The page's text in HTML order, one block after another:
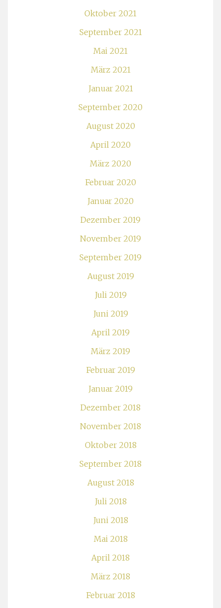
Oktober 2021
September 2021
Mai 2021
März 2021
Januar 2021
September 2020
August 2020
April 2020
März 2020
Februar 2020
Januar 2020
Dezember 2019
November 2019
September 2019
August 2019
Juli 2019
Juni 2019
April 2019
März 2019
Februar 2019
Januar 2019
Dezember 2018
November 2018
Oktober 2018
September 2018
August 2018
Juli 2018
Juni 2018
Mai 2018
April 2018
März 2018
Februar 2018